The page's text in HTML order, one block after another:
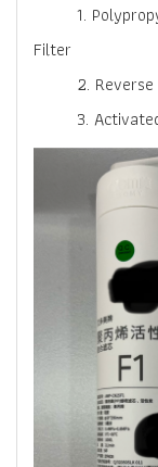
1.
Filter
2.
3.